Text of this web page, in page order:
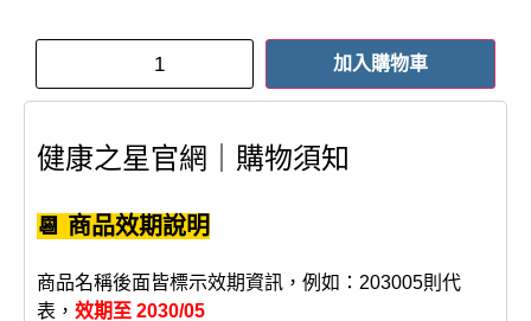
加入購物車
健康之星官網｜購物須知
📆 商品效期說明
商品名稱後面皆標示效期資訊，例如：203005則代
表， 效期至 2030/05